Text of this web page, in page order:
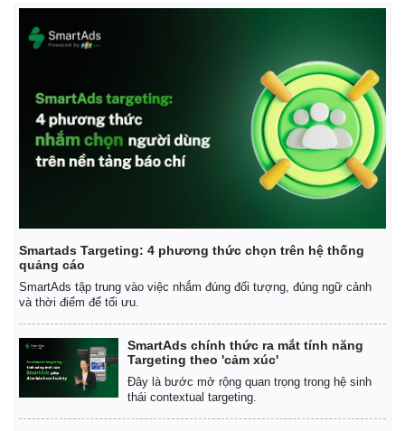
Smartads Targeting: 4 phương thức chọn trên hệ thống
quảng cáo
SmartAds tập trung vào việc nhắm đúng đối tượng, đúng ngữ cảnh
và thời điểm để tối ưu.
SmartAds chính thức ra mắt tính năng
Targeting theo 'cảm xúc'
Đây là bước mở rộng quan trọng trong hệ sinh
thái contextual targeting.